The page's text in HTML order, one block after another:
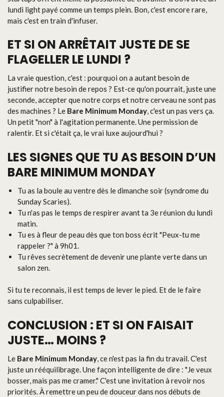
lundi light payé comme un temps plein. Bon, c'est encore rare,
mais c'est en train d'infuser.
ET SI ON ARRÊTAIT JUSTE DE SE
FLAGELLER LE LUNDI ?
La vraie question, c'est : pourquoi on a autant besoin de
justifier notre besoin de repos ? Est-ce qu'on pourrait, juste une
seconde, accepter que notre corps et notre cerveau ne sont pas
des machines ? Le Bare Minimum Monday, c'est un pas vers ça.
Un petit "non" à l'agitation permanente. Une permission de
ralentir. Et si c'était ça, le vrai luxe aujourd'hui ?
LES SIGNES QUE TU AS BESOIN D’UN
BARE MINIMUM MONDAY
Tu as la boule au ventre dès le dimanche soir (syndrome du
Sunday Scaries).
Tu n'as pas le temps de respirer avant ta 3e réunion du lundi
matin.
Tu es à fleur de peau dès que ton boss écrit "Peux-tu me
rappeler ?" à 9h01.
Tu rêves secrètement de devenir une plante verte dans un
salon zen.
Si tu te reconnais, il est temps de lever le pied. Et de le faire
sans culpabiliser.
CONCLUSION : ET SI ON FAISAIT
JUSTE… MOINS ?
Le Bare Minimum Monday, ce n'est pas la fin du travail. C'est
juste un rééquilibrage. Une façon intelligente de dire : "Je veux
bosser, mais pas me cramer." C'est une invitation à revoir nos
priorités. À remettre un peu de douceur dans nos débuts de